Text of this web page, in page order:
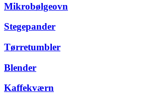
Mikrobølgeovn
Stegepander
Tørretumbler
Blender
Kaffekværn